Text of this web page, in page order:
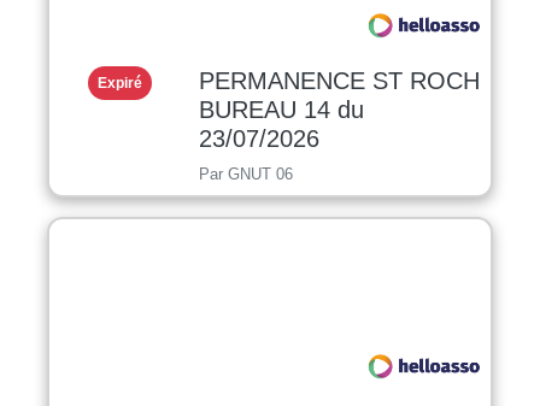
Expiré
PERMANENCE ST ROCH
BUREAU 14 du
23/07/2026
Par GNUT 06